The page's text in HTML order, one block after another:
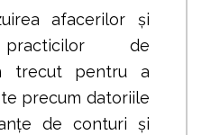
afacerilor și
de
trecut pentru a
precum datoriile
de conturi și